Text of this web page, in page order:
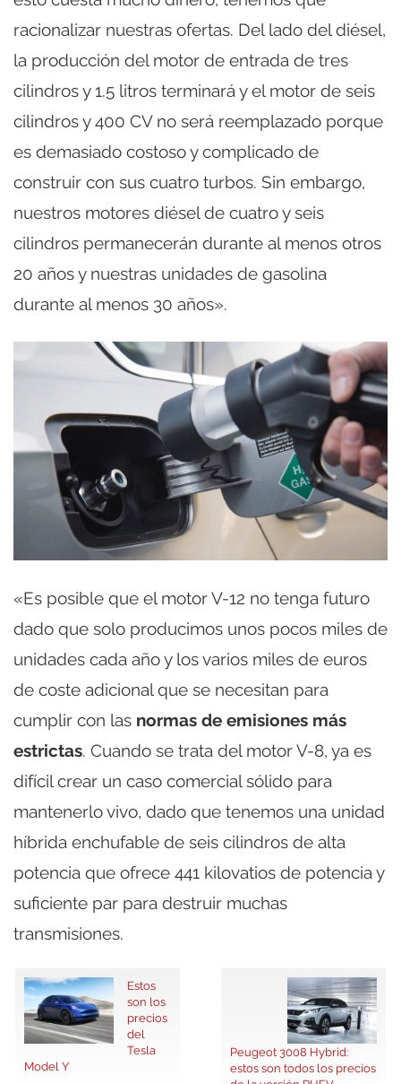
racionalizar nuestras ofertas. Del lado del diésel,
la producción del motor de entrada de tres
cilindros y 1.5 litros terminará y el motor de seis
cilindros y 400 CV no será reemplazado porque
es demasiado costoso y complicado de
construir con sus cuatro turbos. Sin embargo,
nuestros motores diésel de cuatro y seis
cilindros permanecerán durante al menos otros
20 años y nuestras unidades de gasolina
durante al menos 30 años».
«Es posible que el motor V-12 no tenga futuro
dado que solo producimos unos pocos miles de
unidades cada año y los varios miles de euros
de coste adicional que se necesitan para
cumplir con las normas de emisiones más
estrictas. Cuando se trata del motor V-8, ya es
difícil crear un caso comercial sólido para
mantenerlo vivo, dado que tenemos una unidad
híbrida enchufable de seis cilindros de alta
potencia que ofrece 441 kilovatios de potencia y
suficiente par para destruir muchas
transmisiones.
Estos
son los
precios
del
Tesla
Model Y
Peugeot 3008 Hybrid:
estos son todos los precios